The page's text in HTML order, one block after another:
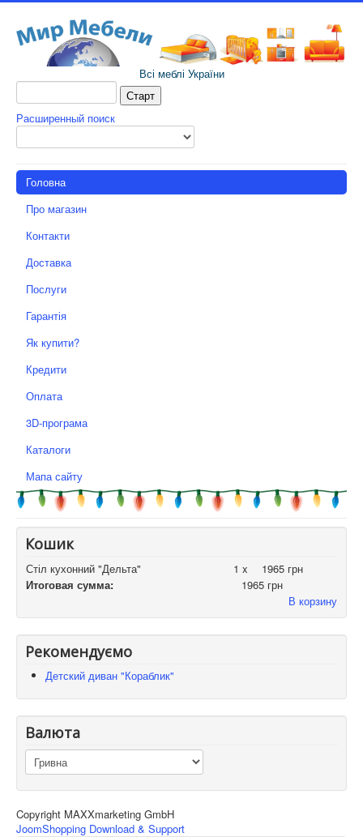
Всі меблі України
Расширенный поиск
Головна
Про магазин
Контакти
Доставка
Послуги
Гарантія
Як купити?
Кредити
Оплата
3D-програма
Каталоги
Мапа сайту
Кошик
Стіл кухонний "Дельта" 1 x
1965 грн
Итоговая сумма:
1965 грн
В корзину
Рекомендуємо
Детский диван "Кораблик"
Валюта
Copyright MAXXmarketing GmbH
JoomShopping Download & Support